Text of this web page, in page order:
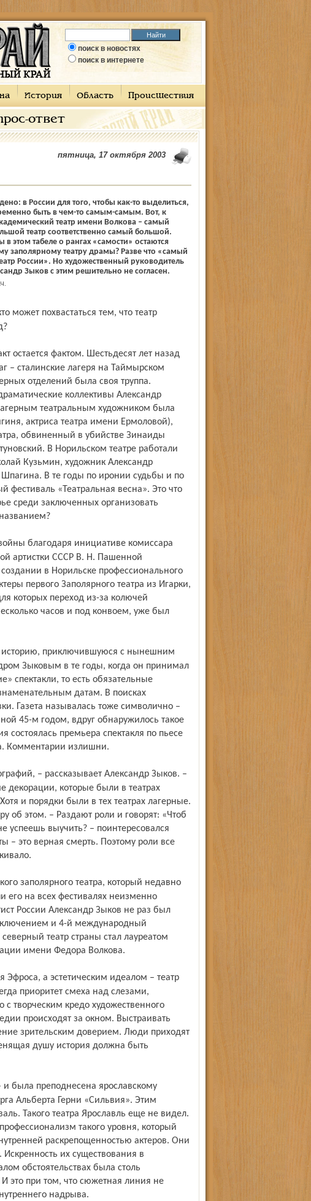
поиск в новостях
поиск в интернете
История Область Происшествия
ответ
пятница, 17 октября 2003
в России для того, чтобы как-то выделиться,
быть в чем-то самым-самым. Вот, к
театр имени Волкова – самый
театр соответственно самый большой.
в этом табеле о рангах «самости» остаются
заполярному театру драмы? Разве что «самый
России». Но художественный руководитель
Зыков с этим решительно не согласен.
– сталинские лагеря на Таймырском
отделений была своя труппа.
коллективы Александр
театральным художником была
актриса театра имени Ермоловой),
обвиненный в убийстве Зинаиды
В Норильском театре работали
Кузьмин, художник Александр
В те годы по иронии судьбы и по
фестиваль «Театральная весна». Это что
среди заключенных организовать
артистки СССР В. Н. Пашенной
в Норильске профессионального
первого Заполярного театра из Игарки,
которых переход из-за колючей
часов и под конвоем, уже был
Зыковым в те годы, когда он принимал
спектакли, то есть обязательные
датам. В поисках
Газета называлась тоже символично –
45-м годом, вдруг обнаружилось такое
состоялась премьера спектакля по пьесе
Комментарии излишни.
декорации, которые были в театрах
и порядки были в тех театрах лагерные.
об этом. – Раздают роли и говорят: «Чтоб
успеешь выучить? – поинтересовался
это верная смерть. Поэтому роли все
его на всех фестивалях неизменно
России Александр Зыков не раз был
и 4-й международный
театр страны стал лауреатом
имени Федора Волкова.
приоритет смеха над слезами,
с творческим кредо художественного
происходят за окном. Выстраивать
зрительским доверием. Люди приходят
душу история должна быть
Альберта Герни «Сильвия». Этим
Такого театра Ярославль еще не видел.
такого уровня, который
раскрепощенностью актеров. Они
их существования в
обстоятельствах была столь
это при том, что сюжетная линия не
надрыва.